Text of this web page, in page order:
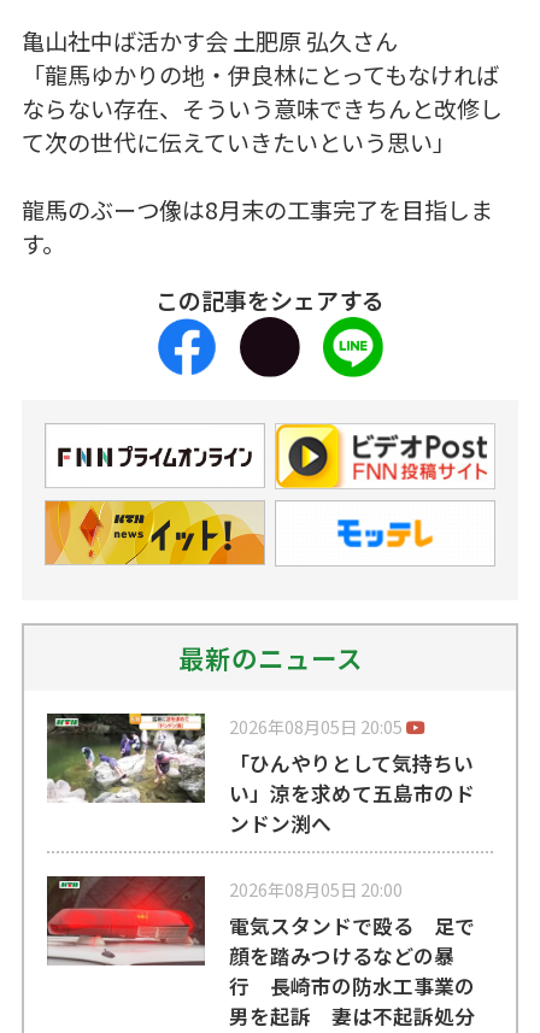
亀山社中ば活かす会 土肥原 弘久さん
「龍馬ゆかりの地・伊良林にとってもなければ
ならない存在、そういう意味できちんと改修し
て次の世代に伝えていきたいという思い」
龍馬のぶーつ像は8月末の工事完了を目指しま
す。
この記事をシェアする
最新のニュース
2026年08月05日 20:05
「ひんやりとして気持ちい
い」涼を求めて五島市のド
ンドン渕へ
2026年08月05日 20:00
電気スタンドで殴る 足で
顔を踏みつけるなどの暴
行 長崎市の防水工事業の
男を起訴 妻は不起訴処分